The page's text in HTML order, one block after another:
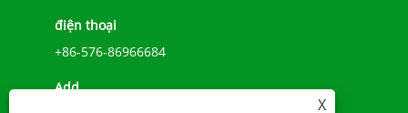
điện thoại
+86-576-86966684
Add
X